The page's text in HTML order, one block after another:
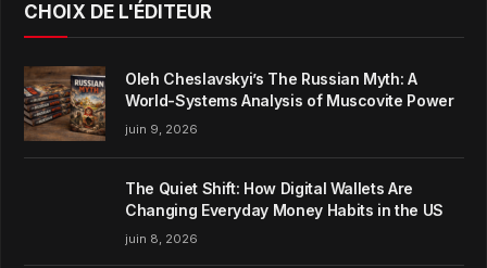
CHOIX DE L'ÉDITEUR
Oleh Cheslavskyi’s The Russian Myth: A
World-Systems Analysis of Muscovite Power
juin 9, 2026
The Quiet Shift: How Digital Wallets Are
Changing Everyday Money Habits in the US
juin 8, 2026